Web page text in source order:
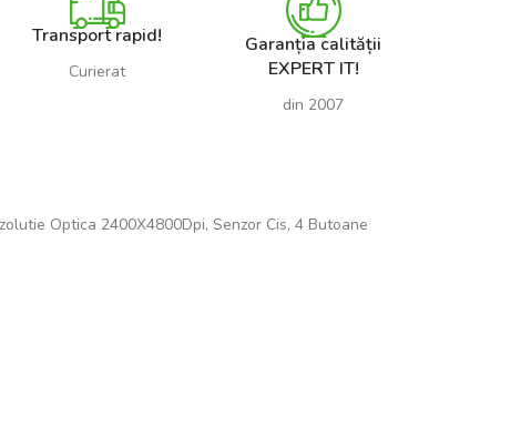
Transport rapid!
Curierat
Garanția calității
EXPERT IT!
din 2007
Optica 2400X4800Dpi, Senzor Cis, 4 Butoane